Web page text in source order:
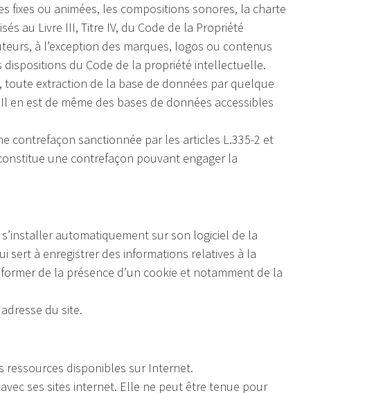
fixes ou animées, les compositions sonores, la charte
au Livre III, Titre IV, du Code de la Propriété
à l’exception des marques, logos ou contenus
du Code de la propriété intellectuelle.
extraction de la base de données par quelque
en est de même des bases de données accessibles
contrefaçon sanctionnée par les articles L.335-2 et
une contrefaçon pouvant engager la
automatiquement sur son logiciel de la
sert à enregistrer des informations relatives à la
de la présence d’un cookie et notamment de la
du site.
ressources disponibles sur Internet.
ses sites internet. Elle ne peut être tenue pour